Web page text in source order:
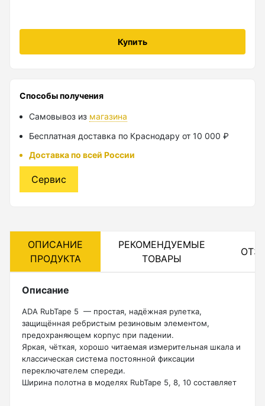
Купить
Способы получения
Самовывоз из магазина
Бесплатная доставка по Краснодару от 10 000 ₽
Доставка по всей России
Сервис
ОПИСАНИЕ
ПРОДУКТА
РЕКОМЕНДУЕМЫЕ
ТОВАРЫ
Описание
ADA RubTape 5 — простая, надёжная рулетка,
защищённая ребристым резиновым элементом,
предохраняющем корпус при падении.
Яркая, чёткая, хорошо читаемая измерительная шкала и
классическая система постоянной фиксации
переключателем спереди.
Ширина полотна в моделях RubTape 5, 8, 10 составляет
Колесо измерительное
Показать еще
Аксессуары для мотобуров
Шнек
Нивелиры
Нивелиры оптические
Нивелиры лазерные ротационные